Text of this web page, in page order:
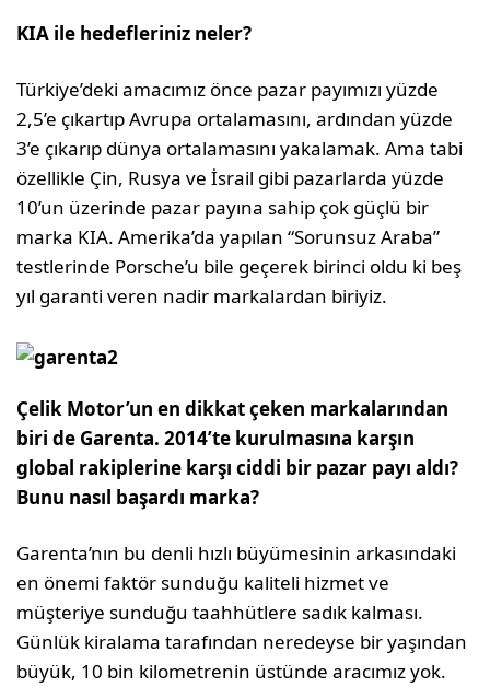
KIA ile hedefleriniz neler?
Türkiye’deki amacımız önce pazar payımızı yüzde
2,5’e çıkartıp Avrupa ortalamasını, ardından yüzde
3’e çıkarıp dünya ortala­masını yakalamak. Ama tabi
özellikle Çin, Rusya ve İsrail gibi pazarlarda yüzde
10’un üzerinde pazar payına sahip çok güçlü bir
marka KIA. Amerika’da yapılan “Sorunsuz Araba”
testlerinde Porsche’u bile geçerek birinci oldu ki beş
yıl garanti veren nadir markalardan biriyiz.
Çelik Motor’un en dikkat çeken mar­kalarından
biri de Garenta. 2014’te kurulmasına karşın
global rakiple­rine karşı ciddi bir pazar payı aldı?
Bunu nasıl başardı marka?
Garenta’nın bu denli hızlı büyümesinin ar­kasındaki
en önemi faktör sunduğu kaliteli hizmet ve
müşteriye sunduğu taahhütlere sadık kalması.
Günlük kiralama tarafın­dan neredeyse bir yaşından
büyük, 10 bin kilometrenin üstünde aracımız yok.